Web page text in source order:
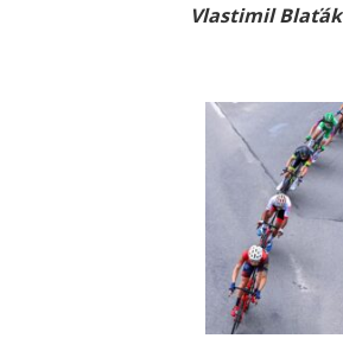
Vlastimil Blaťák